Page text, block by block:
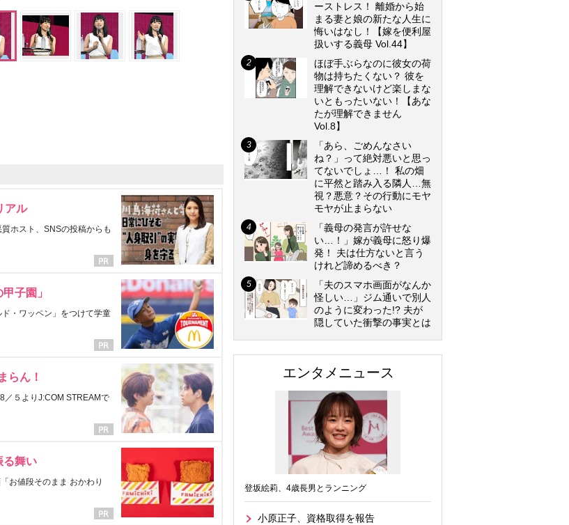
アル
ホスト、SNSの投稿からも
子園」
・ワッペン」をつけて学童
らん！
／５よりJ:COM STREAMで
る舞い
お値段そのまま おかわり
ーストレス！ 離婚から始
まる妻と娘の新たな人生に
悔いはなし！【嫁を便利屋
扱いする義母 Vol.44】
ほぼ手ぶらなのに彼女の荷
物は持ちたくない？ 彼を
理解できないけど楽しまな
いともったいない！【あな
たが理解できません
Vol.8】
「あら、ごめんなさい
ね？」って絶対悪いと思っ
てないでしょ…！ 私の畑
に平然と踏み入る隣人…無
視？悪意？その行動にモヤ
モヤが止まらない
「義母の発言が許せな
い…！」嫁が義母に怒り爆
発！ 夫は仕方ないと言う
けれど諦めるべき？
「夫のスマホ画面がなんか
怪しい…」ジム通いで別人
のように変わった!? 夫が
隠していた衝撃の事実とは
エンタメニュース
登坂絵莉、4歳長男とランニング
小原正子、資格取得を報告